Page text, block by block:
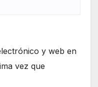
y web en
vez que